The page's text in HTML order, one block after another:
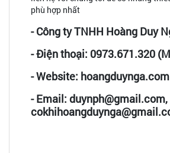
phù hợp nhất
- Công ty TNHH Hoàng Duy
- Điện thoại: 0973.671.320
- Website: hoangduynga.com
- Email: duynph@gmail.com,